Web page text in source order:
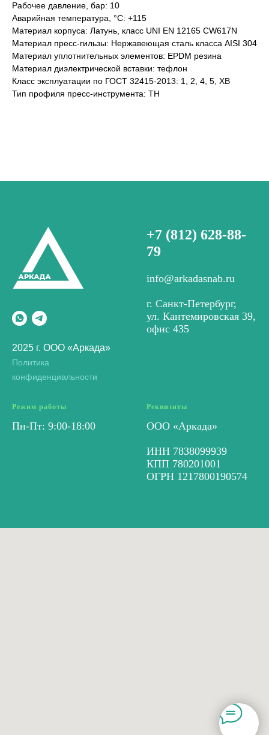
Рабочее давление, бар: 10
Аварийная температура, °С: +115
Материал корпуса: Латунь, класс UNI EN 12165 CW617N
Материал пресс-гильзы: Нержавеющая сталь класса AISI 304
Материал уплотнительных элементов: EPDM резина
Материал диэлектрической вставки: тефлон
Класс эксплуатации по ГОСТ 32415-2013: 1, 2, 4, 5, ХВ
Тип профиля пресс-инструмента: TH
2025 г. ООО «Аркада»
Политика
конфиденциальности
+7 (812) 628-88-
79
info@arkadasnab.ru
г. Санкт-Петербург,
ул. Кантемировская 39,
офис 435
Режим работы
Пн-Пт: 9:00-18:00
Реквизиты
ООО «Аркада»
ИНН 7838099939
КПП 780201001
ОГРН 1217800190574